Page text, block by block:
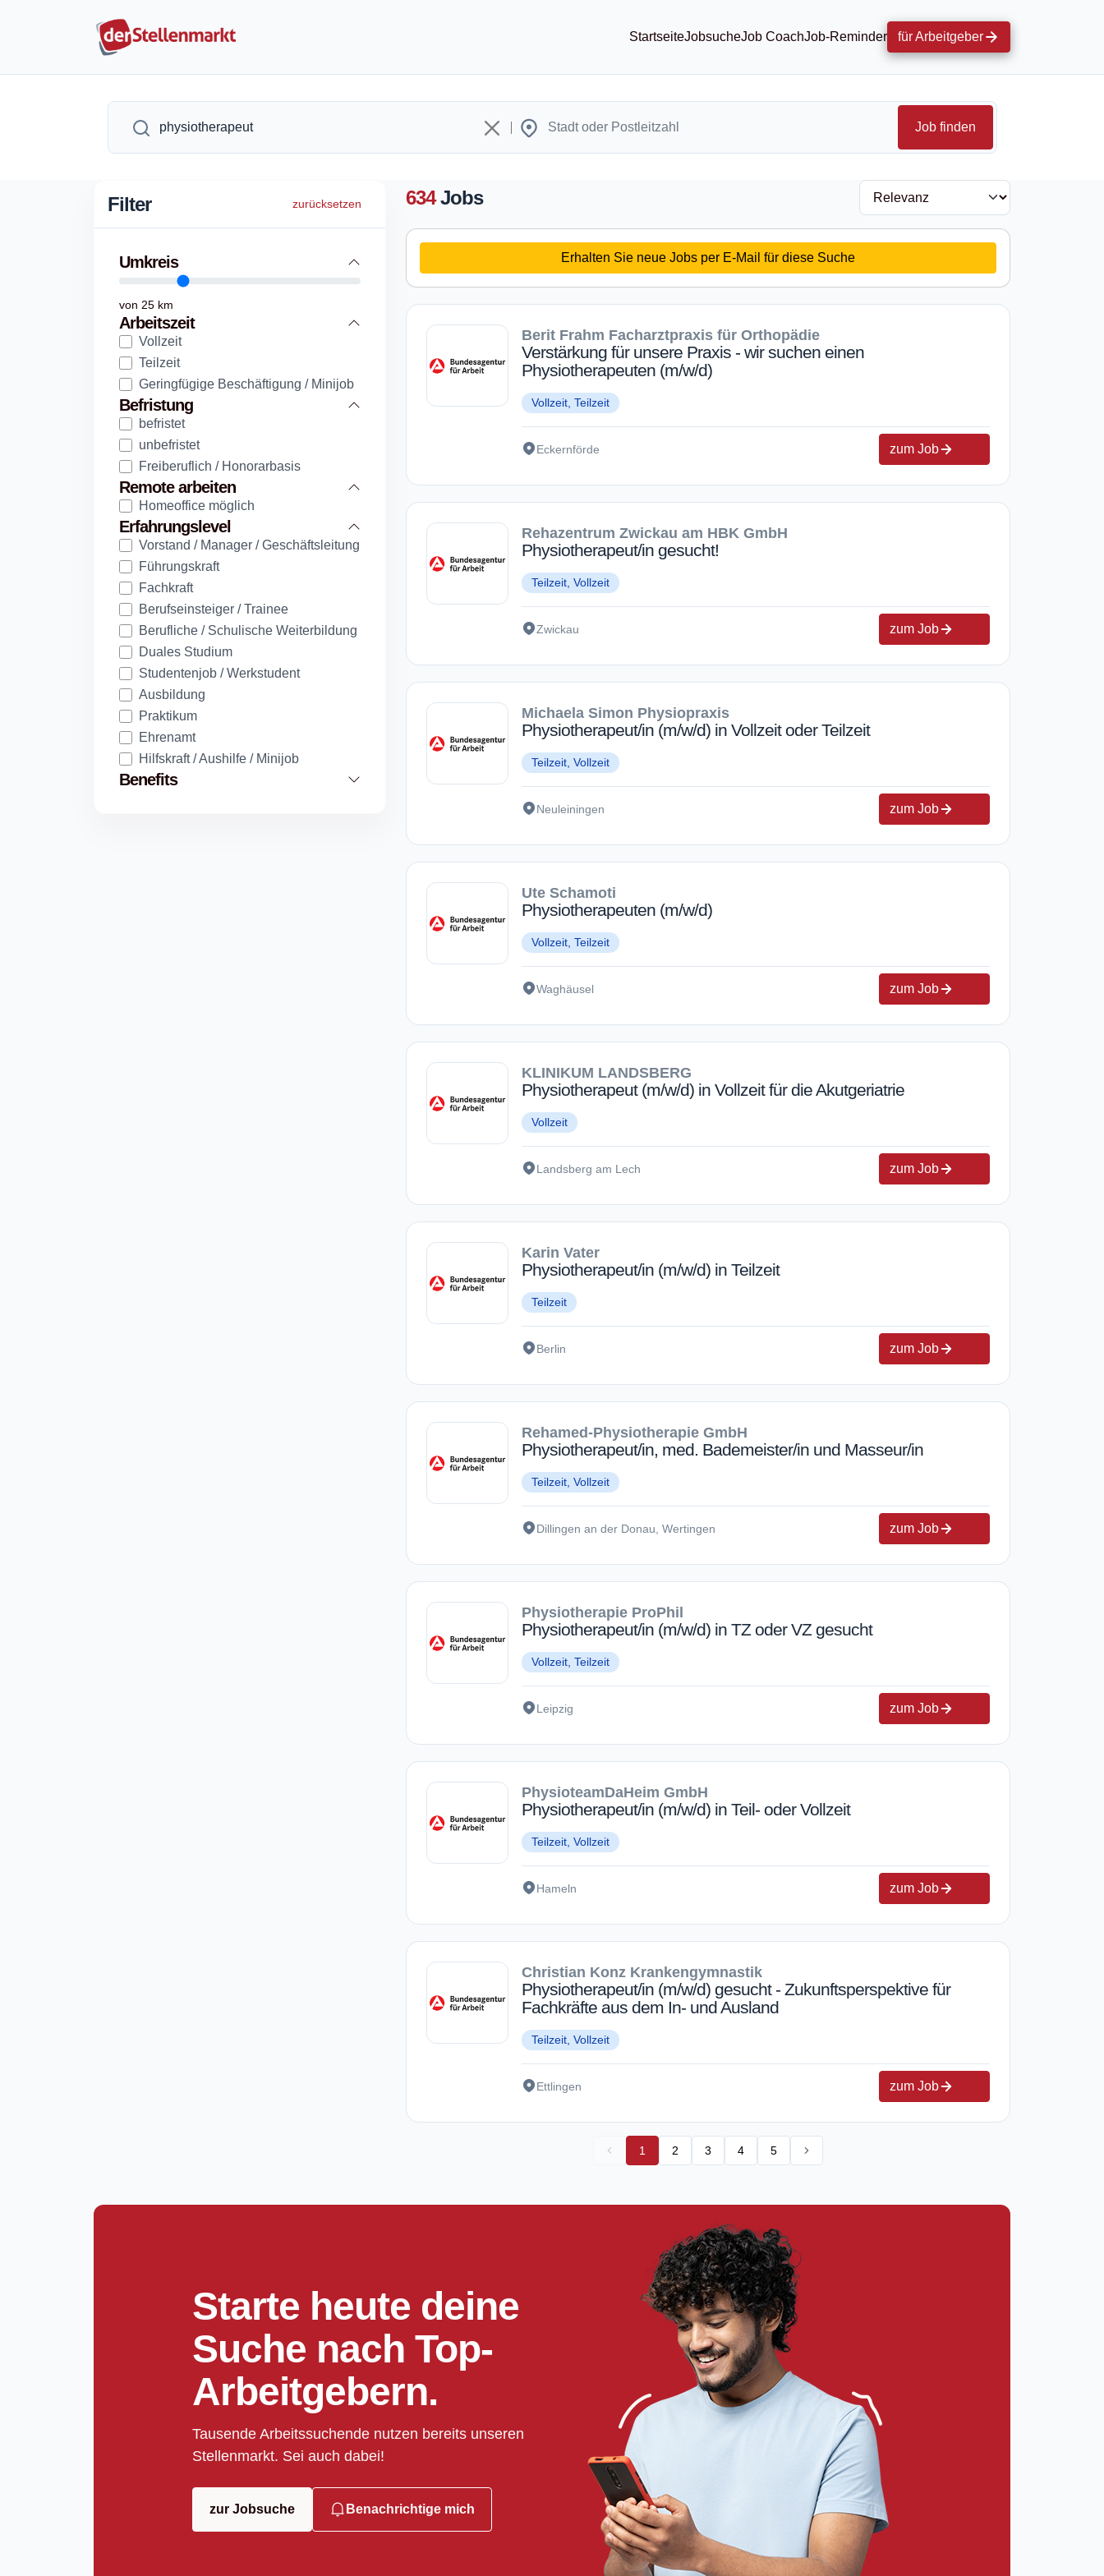
StartseiteJobsucheJob CoachJob-Reminder für Arbeitgeber
Job finden
Filter zurücksetzen
Umkreis
von 25 km
Arbeitszeit
Vollzeit
Teilzeit
Geringfügige Beschäftigung / Minijob
Befristung
befristet
unbefristet
Freiberuflich / Honorarbasis
Remote arbeiten
Homeoffice möglich
Erfahrungslevel
Vorstand / Manager / Geschäftsleitung
Führungskraft
Fachkraft
Berufseinsteiger / Trainee
Berufliche / Schulische Weiterbildung
Duales Studium
Studentenjob / Werkstudent
Ausbildung
Praktikum
Ehrenamt
Hilfskraft / Aushilfe / Minijob
Benefits
634Jobs
Erhalten Sie neue Jobs per E-Mail für diese Suche
Berit Frahm Facharztpraxis für Orthopädie
Verstärkung für unsere Praxis - wir suchen einen
Physiotherapeuten (m/w/d)
Vollzeit, Teilzeit
Eckernförde zum Job
Rehazentrum Zwickau am HBK GmbH
Physiotherapeut/in gesucht!
Teilzeit, Vollzeit
Zwickau zum Job
Michaela Simon Physiopraxis
Physiotherapeut/in (m/w/d) in Vollzeit oder Teilzeit
Teilzeit, Vollzeit
Neuleiningen zum Job
Ute Schamoti
Physiotherapeuten (m/w/d)
Vollzeit, Teilzeit
Waghäusel zum Job
KLINIKUM LANDSBERG
Physiotherapeut (m/w/d) in Vollzeit für die Akutgeriatrie
Vollzeit
Landsberg am Lech zum Job
Karin Vater
Physiotherapeut/in (m/w/d) in Teilzeit
Teilzeit
Berlin zum Job
Rehamed-Physiotherapie GmbH
Physiotherapeut/in, med. Bademeister/in und Masseur/in
Teilzeit, Vollzeit
Dillingen an der Donau, Wertingen zum Job
Physiotherapie ProPhil
Physiotherapeut/in (m/w/d) in TZ oder VZ gesucht
Vollzeit, Teilzeit
Leipzig zum Job
PhysioteamDaHeim GmbH
Physiotherapeut/in (m/w/d) in Teil- oder Vollzeit
Teilzeit, Vollzeit
Hameln zum Job
Christian Konz Krankengymnastik
Physiotherapeut/in (m/w/d) gesucht - Zukunftsperspektive für
Fachkräfte aus dem In- und Ausland
Teilzeit, Vollzeit
Ettlingen zum Job
1 2 3 4 5
Starte heute deine
Suche nach Top-
Arbeitgebern.
Tausende Arbeitssuchende nutzen bereits unseren
Stellenmarkt. Sei auch dabei!
zur Jobsuche Benachrichtige mich